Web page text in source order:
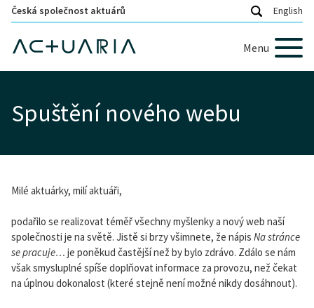
Česká společnost aktuárů English
Menu
Spuštění nového webu
Milé aktuárky, milí aktuáři,
podařilo se realizovat téměř všechny myšlenky a nový web naší
společnosti je na světě. Jistě si brzy všimnete, že nápis Na stránce
se pracuje… je poněkud častější než by bylo zdrávo. Zdálo se nám
však smysluplné spíše doplňovat informace za provozu, než čekat
na úplnou dokonalost (které stejně není možné nikdy dosáhnout).